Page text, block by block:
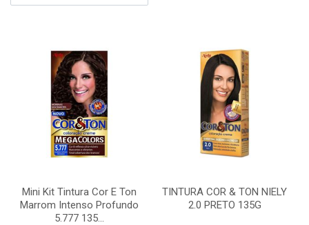
Mini Kit Tintura Cor E Ton
Marrom Intenso Profundo
5.777 135...
TINTURA COR & TON NIELY
2.0 PRETO 135G